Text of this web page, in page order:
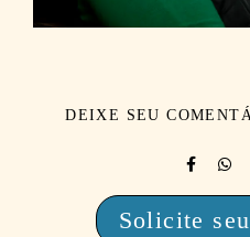
DEIXE SEU
Solicite